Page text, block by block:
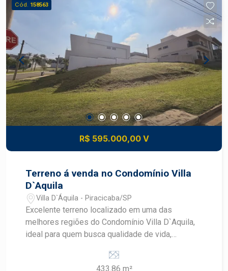
Cód. 158563
R$ 595.000,00 V
Terreno á venda no Condomínio Villa
D`Aquila
Villa D`Áquila - Piracicaba/SP
Excelente terreno localizado em uma das
melhores regiões do Condomínio Villa D`Aquila,
ideal para quem busca qualidade de vida,
de área, proporcionando melhor aproveitamento
433.86 m²